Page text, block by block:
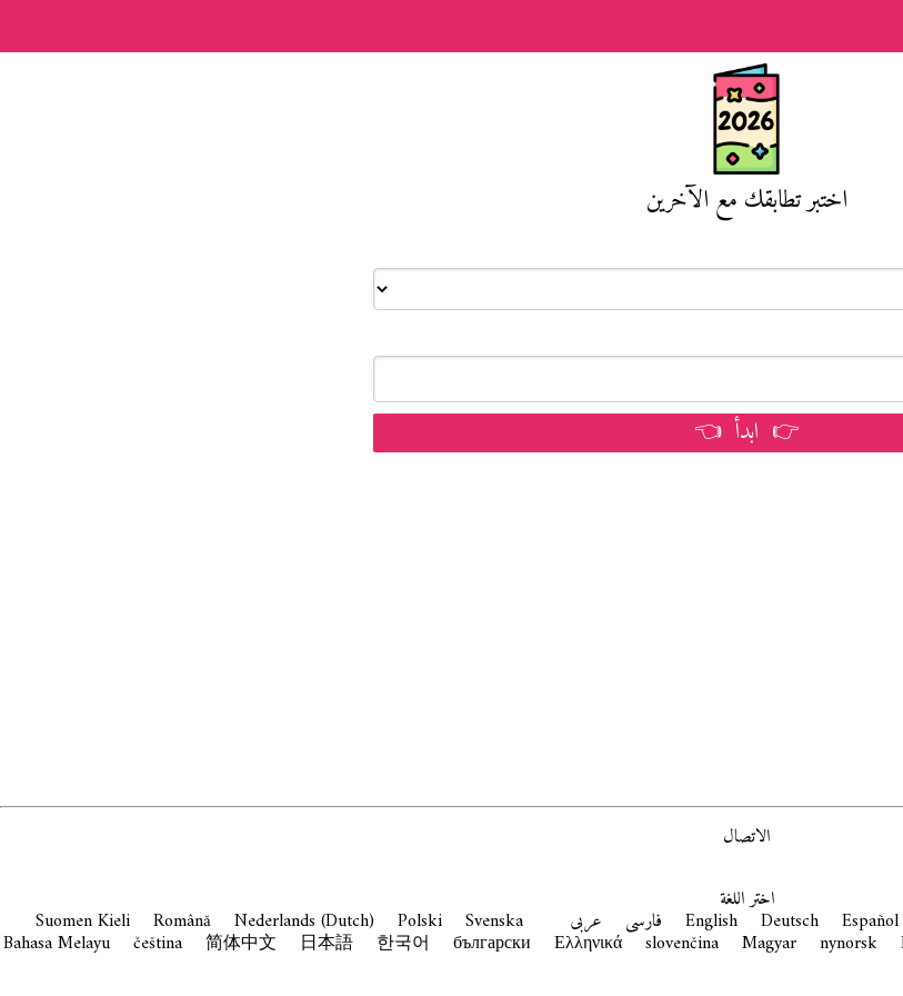
اختبر تطابقك مع الآخرين
👉 ابدأ 👈
الاتصال
اختر اللغة
English Deutsch Español فارسی عربى Suomen Kieli Română Nederlands (Dutch) Polski Svenska
Bahasa Melayu čeština 简体中文 日本語 한국어 български Ελληνικά slovenčina Magyar nynorsk